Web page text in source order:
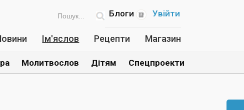
Увійти
Блоги
Ім'яслов Рецепти Магазин
Молитвослов Дітям Спецпроекти